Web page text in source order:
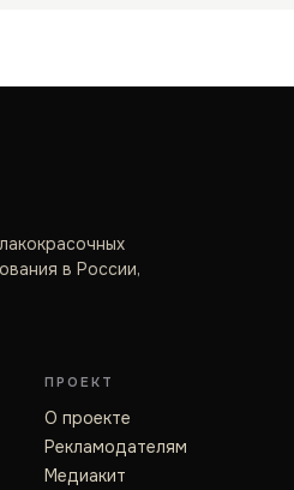
в России,
ПРОЕКТ
О проекте
Рекламодателям
Медиакит